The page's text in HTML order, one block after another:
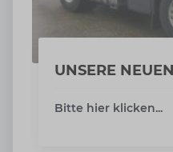
UNSERE
Bitte hier klicken...